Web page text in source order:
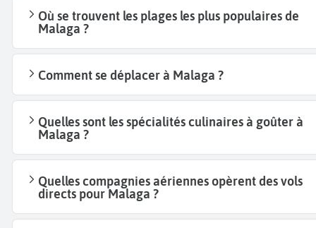
Où se trouvent les plages les plus populaires de
Malaga ?
Comment se déplacer à Malaga ?
Quelles sont les spécialités culinaires à goûter à
Malaga ?
Quelles compagnies aériennes opèrent des vols
directs pour Malaga ?